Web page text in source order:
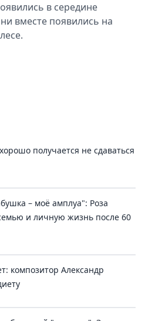
в середине
вместе появились на
получается не сдаваться
– моё амплуа": Роза
и личную жизнь после 60
композитор Александр